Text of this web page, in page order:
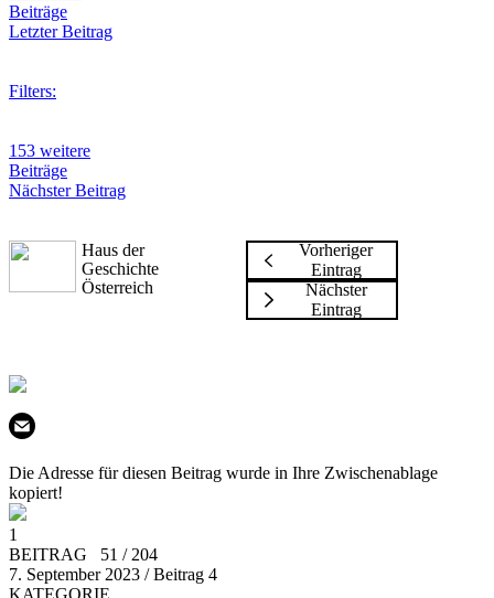
Beiträge
Letzter Beitrag
Filters:
153 weitere
Beiträge
Nächster Beitrag
Haus der
Geschichte
Österreich
Vorheriger
Eintrag
Nächster
Eintrag
Die Adresse für diesen Beitrag wurde in Ihre Zwischenablage
kopiert!
1
BEITRAG 51 / 204
7. September 2023 / Beitrag 4
KATEGORIE